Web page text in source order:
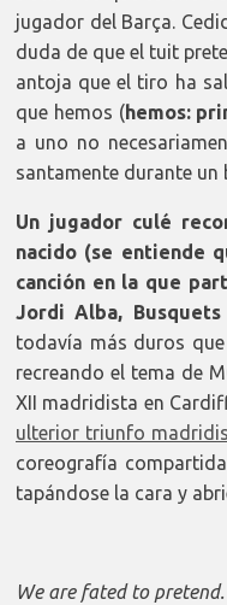
jugador del Barça.
duda de que el tuit
antoja que el tiro ha
que hemos (hemos:
a uno no
santamente durante un
Un jugador culé
nacido (se entiende
canción en la que
Jordi Alba,
todavía más duros
recreando el tema de
XII madridista en
ulterior triunfo
coreografía
tapándose la cara y
We are fated to pretend.